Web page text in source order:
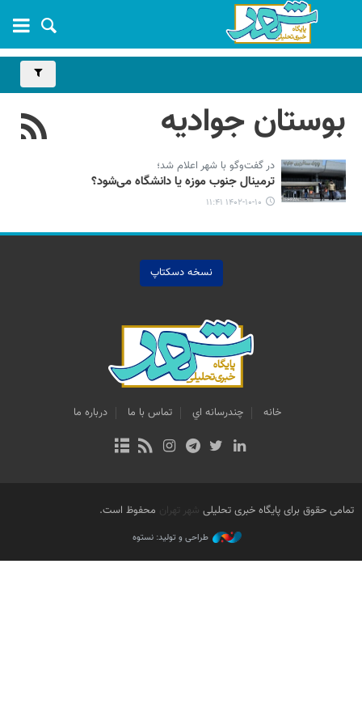
بوستان جوادیه
در گفت‌وگو با شهر اعلام شد؛
ترمینال جنوب موزه یا دانشگاه می‌شود؟
۱۴۰۲-۱۰-۱۰ ۱۱:۴۱
نسخه دسکتاپ
خانه چندرسانه اي تماس با ما درباره ما
تمامی حقوق برای پایگاه خبری تحلیلی شهر تهران محفوظ است.
طراحی و تولید: نستوه